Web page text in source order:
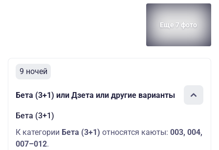
Еще 7 фото
9 ночей
Бета (3+1) или Дзета или другие варианты
Бета (3+1)
К категории Бета (3+1) относятся каюты: 003, 004,
007–012.